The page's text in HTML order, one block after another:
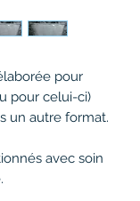
pour
pour celui-ci)
un autre format.
avec soin